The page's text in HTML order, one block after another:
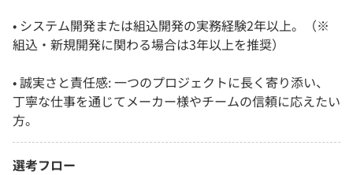
• システム開発または組込開発の実務経験2年以上。（※
組込・新規開発に関わる場合は3年以上を推奨）
• 誠実さと責任感: 一つのプロジェクトに長く寄り添い、
丁寧な仕事を通じてメーカー様やチームの信頼に応えたい
方。
選考フロー